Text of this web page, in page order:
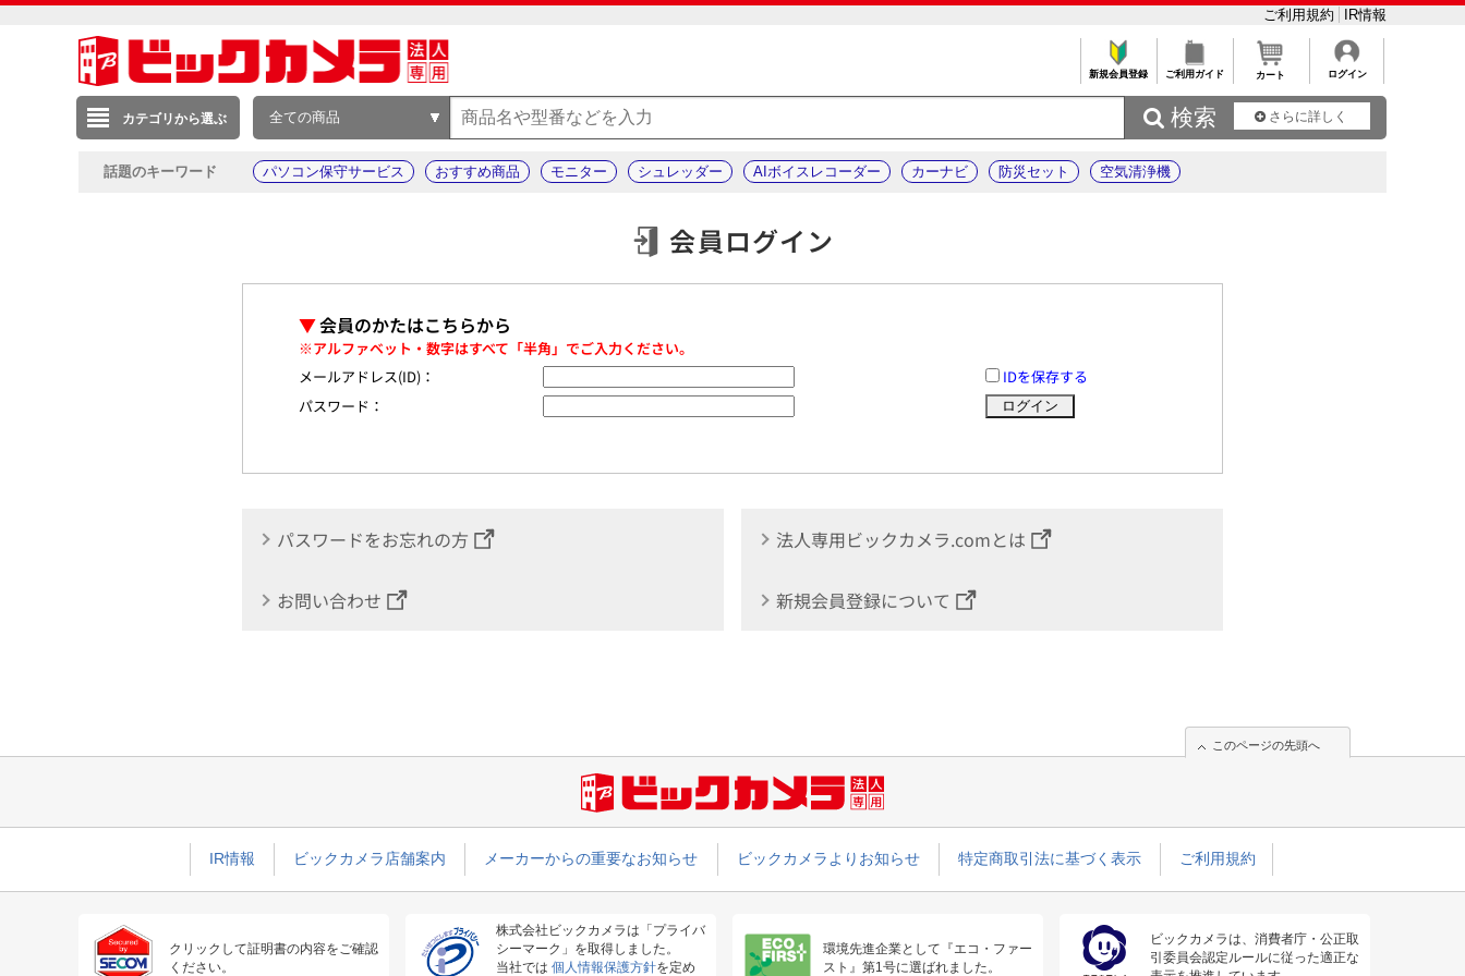
ご利用規約 IR情報
新規会員登録 ご利用ガイド カート ログイン
カテゴリから選ぶ 全ての商品  検索 さらに詳しく
話題のキーワード パソコン保守サービス おすすめ商品 モニター シュレッダー AIボイスレコーダー カーナビ 防災セット 空気清浄機
会員ログイン
▼会員のかたはこちらから
※アルファベット・数字はすべて「半角」でご入力ください。
メールアドレス(ID)：
IDを保存する
パスワード：
パスワードをお忘れの方 法人専用ビックカメラ.comとは
お問い合わせ 新規会員登録について
このページの先頭へ
IR情報 ビックカメラ店舗案内 メーカーからの重要なお知らせ ビックカメラよりお知らせ 特定商取引法に基づく表示 ご利用規約
クリックして証明書の内容をご確認
ください。
株式会社ビックカメラは「プライバ
シーマーク」を取得しました。
当社では 個人情報保護方針を定め
環境先進企業として『エコ・ファー
スト』第1号に選ばれました。
ビックカメラは、消費者庁・公正取
引委員会認定ルールに従った適正な